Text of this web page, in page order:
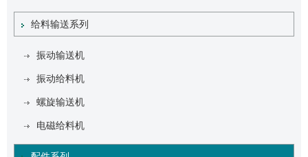
给料输送系列
振动输送机
振动给料机
螺旋输送机
电磁给料机